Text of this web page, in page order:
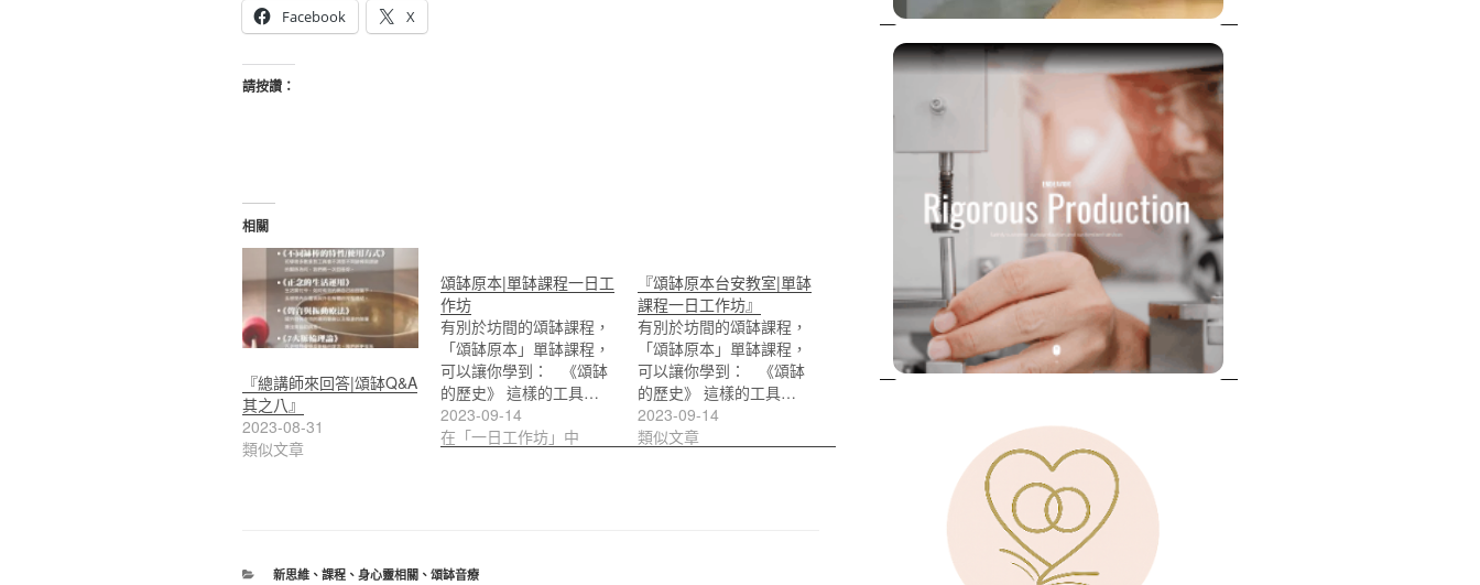
Facebook
X
請按讚：
相關
『總講師來回答|頌缽Q&A
其之八』
2023-08-31
類似文章
頌缽原本|單缽課程一日工
作坊
有別於坊間的頌缽課程，
「頌缽原本」單缽課程，
可以讓你學到： 《頌缽
的歷史》 這樣的工具…
2023-09-14
在「一日工作坊」中
『頌缽原本台安教室|單缽
課程一日工作坊』
有別於坊間的頌缽課程，
「頌缽原本」單缽課程，
可以讓你學到： 《頌缽
的歷史》 這樣的工具…
2023-09-14
類似文章
分
新思維、 課程、 身心靈相關 、 頌缽音療